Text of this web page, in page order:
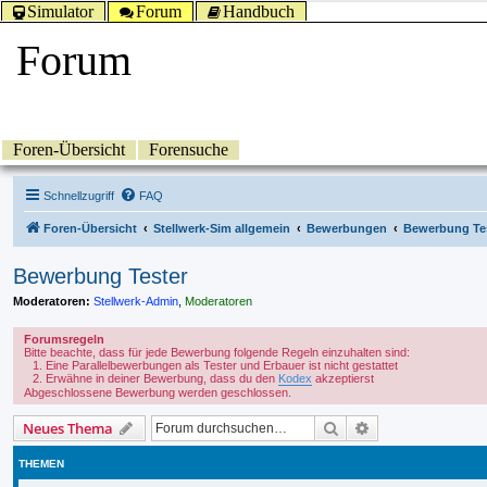
Simulator Forum Handbuch
Forum
Foren-Übersicht Forensuche
Schnellzugriff FAQ
Foren-Übersicht Stellwerk-Sim allgemein Bewerbungen Bewerbung
Bewerbung Tester
Moderatoren: Stellwerk-Admin Moderatoren
Forumsregeln
Bitte beachte, dass für jede Bewerbung folgende Regeln einzuhalten sind:
Eine Parallelbewerbungen als Tester und Erbauer ist nicht gestattet
Erwähne in deiner Bewerbung, dass du den Kodex akzeptierst
Abgeschlossene Bewerbung werden geschlossen.
Neues Thema Suche
THEMEN